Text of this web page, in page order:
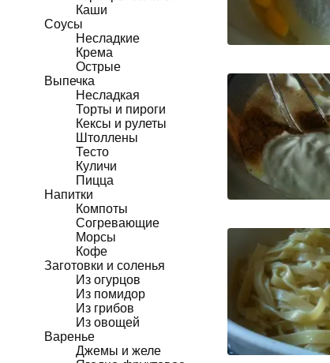
Каши
Соусы
Несладкие
Крема
Острые
Выпечка
Несладкая
Торты и пироги
Кексы и рулеты
Штоллены
Тесто
Куличи
Пицца
Напитки
Компоты
Согревающие
Морсы
Кофе
Заготовки и соленья
Из огурцов
Из помидор
Из грибов
Из овощей
Варенье
Джемы и желе